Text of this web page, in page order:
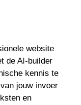
website
de AI-builder
kennis te
jouw invoer
en